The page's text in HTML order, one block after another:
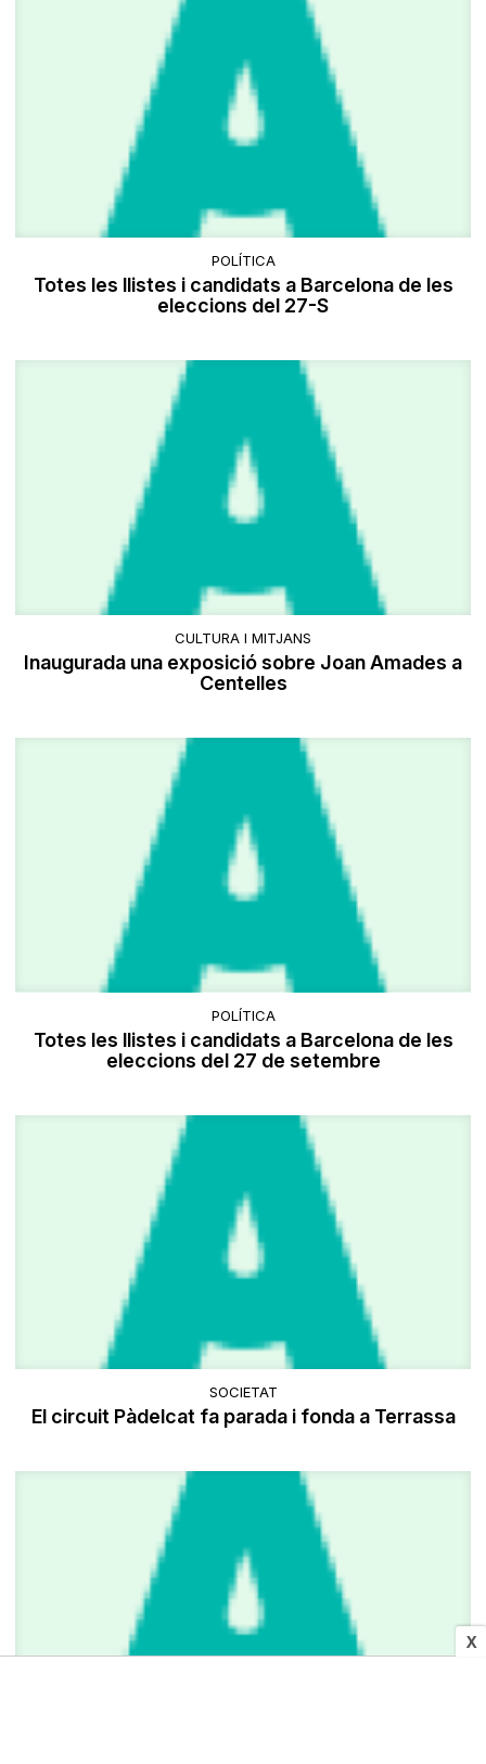
X
POLÍTICA
Totes les llistes i candidats a Barcelona de les
eleccions del 27-S
CULTURA I MITJANS
Inaugurada una exposició sobre Joan Amades a
Centelles
POLÍTICA
Totes les llistes i candidats a Barcelona de les
eleccions del 27 de setembre
SOCIETAT
El circuit Pàdelcat fa parada i fonda a Terrassa